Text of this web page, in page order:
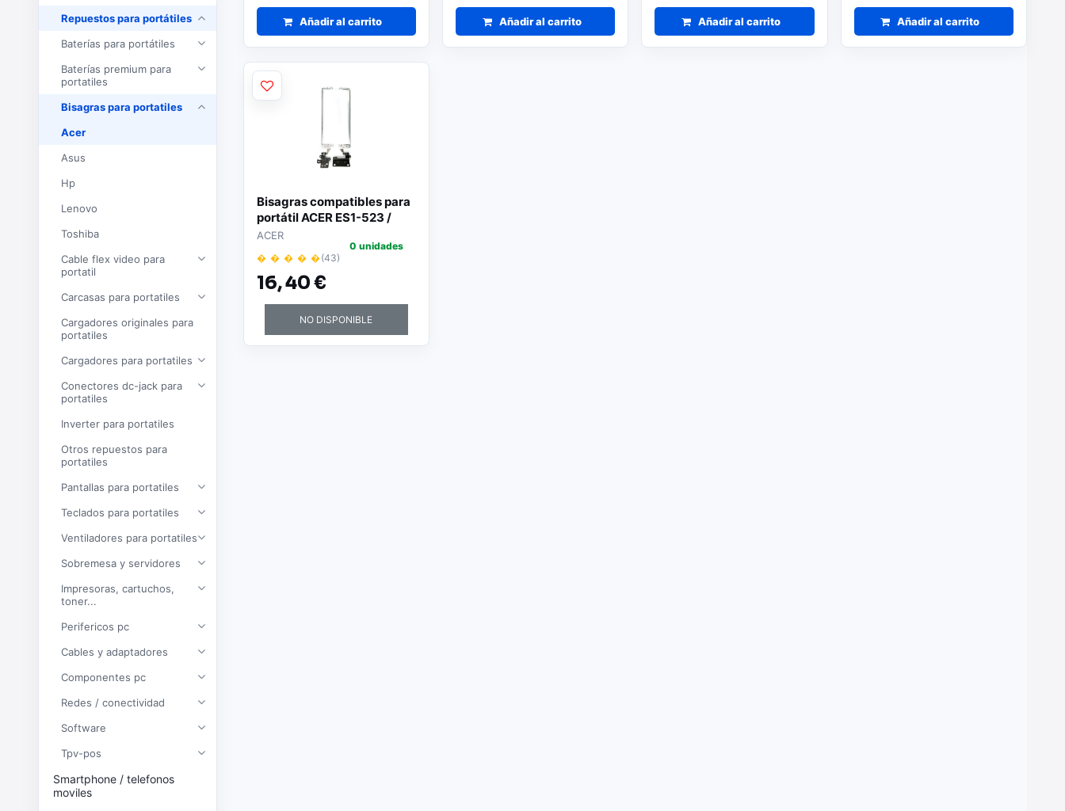
Repuestos para portátiles
Baterías para portátiles
Baterías premium para
portatiles
Bisagras para portatiles
Acer
Asus
Hp
Lenovo
Toshiba
Cable flex video para
portatil
Carcasas para portatiles
Cargadores originales para
portatiles
Cargadores para portatiles
Conectores dc-jack para
portatiles
Inverter para portatiles
Otros repuestos para
portatiles
Pantallas para portatiles
Teclados para portatiles
Ventiladores para portatiles
Sobremesa y servidores
Impresoras, cartuchos,
toner...
Perifericos pc
Cables y adaptadores
Componentes pc
Redes / conectividad
Software
Tpv-pos
Smartphone / telefonos
moviles
Añadir al carrito Añadir al carrito Añadir al carrito Añadir al carrito
Bisagras compatibles para
portátil ACER ES1-523 /
ES1-524
ACER
� � � � �(43)
16,40 €
0 unidades
NO DISPONIBLE